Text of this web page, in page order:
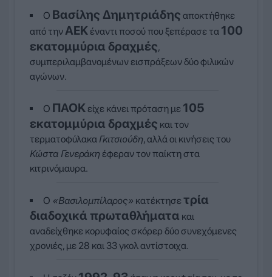
Ο Βασίλης Δημητριάδης αποκτήθηκε
από τηνΑΕΚ έναντι ποσού που ξεπέρασε τα 100
εκατομμύρια δραχμές,
συμπεριλαμβανομένων εισπράξεων δύο φιλικών
αγώνων.
Ο ΠΑΟΚ είχε κάνει πρόταση με 105
εκατομμύρια δραχμές και τον
τερματοφύλακα Γκιτσιούδη, αλλά οι κινήσεις του
Κώστα Γενεράκη έφεραν τον παίκτη στα
κιτρινόμαυρα.
Ο «Βασιλομπίλαρος» κατέκτησε τρία
διαδοχικά πρωταθλήματα και
αναδείχθηκε κορυφαίος σκόρερ δύο συνεχόμενες
χρονιές, με 28 και 33 γκολ αντίστοιχα.